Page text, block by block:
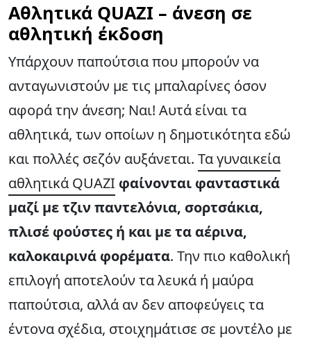
Αθλητικά QUAZI – άνεση σε
αθλητική έκδοση
Υπάρχουν παπούτσια που μπορούν να
ανταγωνιστούν με τις μπαλαρίνες όσον
αφορά την άνεση; Ναι! Αυτά είναι τα
αθλητικά, των οποίων η δημοτικότητα εδώ
και πολλές σεζόν αυξάνεται. Τα γυναικεία
αθλητικά QUAZI φαίνονται φανταστικά
μαζί με τζιν παντελόνια, σορτσάκια,
πλισέ φούστες ή και με τα αέρινα,
καλοκαιρινά φορέματα. Την πιο καθολική
επιλογή αποτελούν τα λευκά ή μαύρα
παπούτσια, αλλά αν δεν αποφεύγεις τα
έντονα σχέδια, στοιχημάτισε σε μοντέλο με